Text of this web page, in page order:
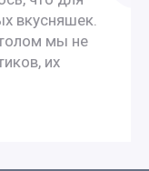
6 класса в
вкусняшек.
мы не
их